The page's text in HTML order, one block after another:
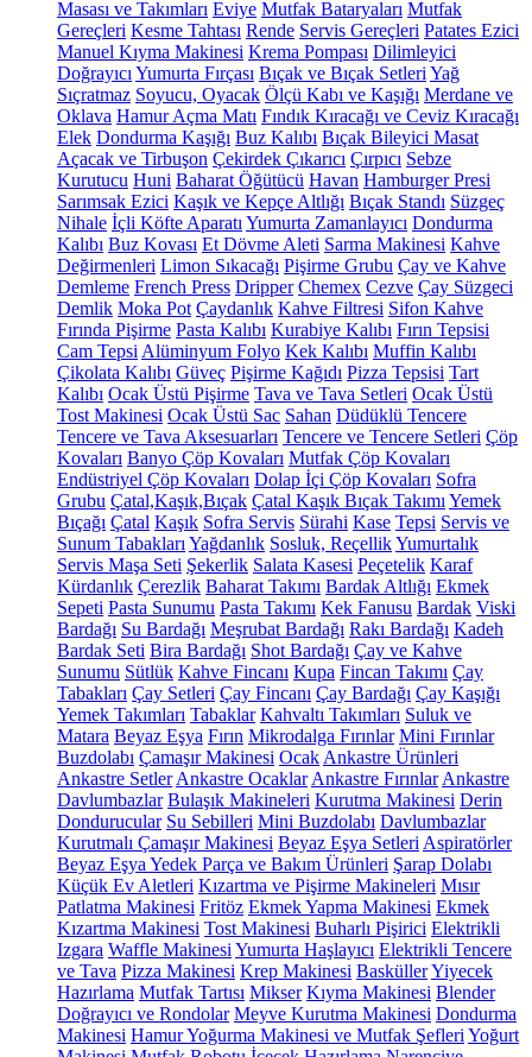
Masası ve Takımları Eviye Mutfak Bataryaları Mutfak
Gereçleri Kesme Tahtası Rende Servis Gereçleri Patates Ezici
Manuel Kıyma Makinesi Krema Pompası Dilimleyici
Doğrayıcı Yumurta Fırçası Bıçak ve Bıçak Setleri Yağ
Sıçratmaz Soyucu, Oyacak Ölçü Kabı ve Kaşığı Merdane ve
Oklava Hamur Açma Matı Fındık Kıracağı ve Ceviz Kıracağı
Elek Dondurma Kaşığı Buz Kalıbı Bıçak Bileyici Masat
Açacak ve Tirbuşon Çekirdek Çıkarıcı Çırpıcı Sebze
Kurutucu Huni Baharat Öğütücü Havan Hamburger Presi
Sarımsak Ezici Kaşık ve Kepçe Altlığı Bıçak Standı Süzgeç
Nihale İçli Köfte Aparatı Yumurta Zamanlayıcı Dondurma
Kalıbı Buz Kovası Et Dövme Aleti Sarma Makinesi Kahve
Değirmenleri Limon Sıkacağı Pişirme Grubu Çay ve Kahve
Demleme French Press Dripper Chemex Cezve Çay Süzgeci
Demlik Moka Pot Çaydanlık Kahve Filtresi Sifon Kahve
Fırında Pişirme Pasta Kalıbı Kurabiye Kalıbı Fırın Tepsisi
Cam Tepsi Alüminyum Folyo Kek Kalıbı Muffin Kalıbı
Çikolata Kalıbı Güveç Pişirme Kağıdı Pizza Tepsisi Tart
Kalıbı Ocak Üstü Pişirme Tava ve Tava Setleri Ocak Üstü
Tost Makinesi Ocak Üstü Sac Sahan Düdüklü Tencere
Tencere ve Tava Aksesuarları Tencere ve Tencere Setleri Çöp
Kovaları Banyo Çöp Kovaları Mutfak Çöp Kovaları
Endüstriyel Çöp Kovaları Dolap İçi Çöp Kovaları Sofra
Grubu Çatal,Kaşık,Bıçak Çatal Kaşık Bıçak Takımı Yemek
Bıçağı Çatal Kaşık Sofra Servis Sürahi Kase Tepsi Servis ve
Sunum Tabakları Yağdanlık Sosluk, ReçellikYumurtalık
Servis Maşa Seti Şekerlik Salata Kasesi Peçetelik Karaf
Kürdanlık Çerezlik Baharat Takımı Bardak Altlığı Ekmek
Sepeti Pasta Sunumu Pasta Takımı Kek Fanusu Bardak Viski
Bardağı Su Bardağı Meşrubat Bardağı Rakı Bardağı Kadeh
Bardak Seti Bira Bardağı Shot Bardağı Çay ve Kahve
Sunumu Sütlük Kahve Fincanı Kupa Fincan Takımı Çay
Tabakları Çay Setleri Çay Fincanı Çay Bardağı Çay Kaşığı
Yemek Takımları Tabaklar Kahvaltı Takımları Suluk ve
Matara Beyaz Eşya Fırın Mikrodalga Fırınlar Mini Fırınlar
Buzdolabı Çamaşır Makinesi Ocak Ankastre Ürünleri
Ankastre Setler Ankastre Ocaklar Ankastre Fırınlar Ankastre
Davlumbazlar Bulaşık Makineleri Kurutma Makinesi Derin
Dondurucular Su Sebilleri Mini Buzdolabı Davlumbazlar
Kurutmalı Çamaşır Makinesi Beyaz Eşya Setleri Aspiratörler
Beyaz Eşya Yedek Parça ve Bakım Ürünleri Şarap Dolabı
Küçük Ev Aletleri Kızartma ve Pişirme Makineleri Mısır
Patlatma Makinesi Fritöz Ekmek Yapma Makinesi Ekmek
Kızartma Makinesi Tost Makinesi Buharlı Pişirici Elektrikli
Izgara Waffle Makinesi Yumurta Haşlayıcı Elektrikli Tencere
ve Tava Pizza Makinesi Krep Makinesi BasküllerYiyecek
Hazırlama Mutfak Tartısı Mikser Kıyma Makinesi Blender
Doğrayıcı ve Rondolar Meyve Kurutma Makinesi Dondurma
Makinesi Hamur Yoğurma Makinesi ve Mutfak Şefleri Yoğurt